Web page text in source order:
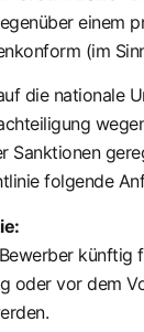
einem
(im
die
folgende
künftig
oder vor dem